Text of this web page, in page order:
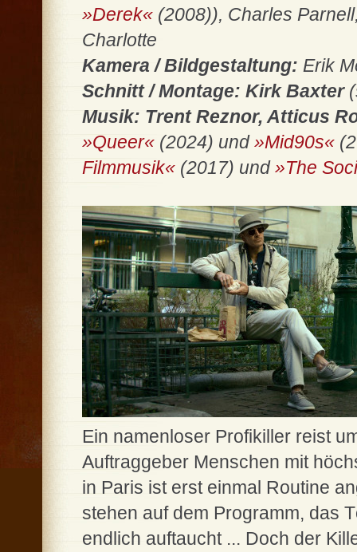
»Derek« (2008)), Charles
Charlotte
Kamera / Bildgestaltung: Erik
Schnitt / Montage: Kirk Baxter
Musik: Trent Reznor, Atticus
»Queer« (2024) und»Mid90s«
Filmmusik« (2017) und»The
Ein namenloser Profikiller reist
Auftraggeber Menschen mit
in Paris ist erst einmal Routine
stehen auf dem Programm, das
endlich auftaucht ... Doch der